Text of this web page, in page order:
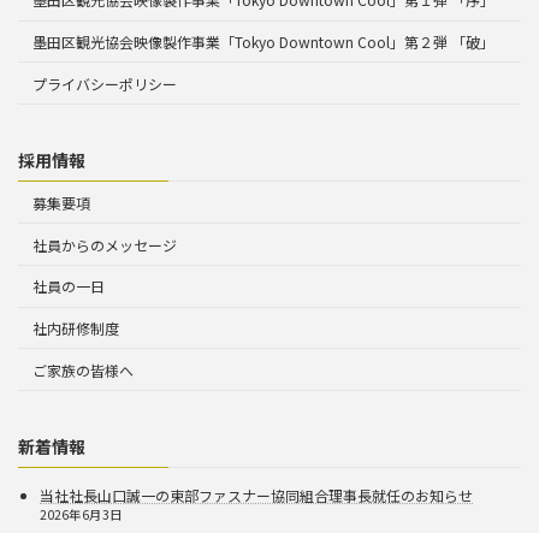
墨田区観光協会映像製作事業「Tokyo Downtown Cool」第２弾 「破」
プライバシーポリシー
採用情報
募集要項
社員からのメッセージ
社員の一日
社内研修制度
ご家族の皆様へ
新着情報
当社社長山口誠一の東部ファスナー協同組合理事長就任のお知らせ
2026年6月3日